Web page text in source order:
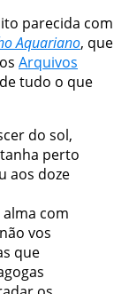
parecida com
Aquariano, que
Arquivos
tudo o que
do sol,
perto
aos doze
com
vos
que